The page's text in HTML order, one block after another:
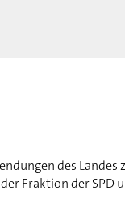
des
Fraktion der SPD